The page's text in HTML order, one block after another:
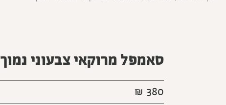
סאמפל מרוקאי צבעוני נמוך
₪ 380